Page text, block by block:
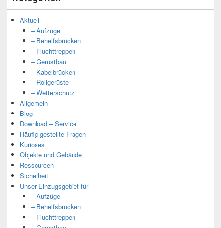
Aktuell
– Aufzüge
– Behelfsbrücken
– Fluchttreppen
– Gerüstbau
– Kabelbrücken
– Rollgerüste
– Wetterschutz
Allgemein
Blog
Download – Service
Häufig gestellte Fragen
Kurioses
Objekte und Gebäude
Ressourcen
Sicherheit
Unser Einzugsgebiet für
– Aufzüge
– Behelfsbrücken
– Fluchttreppen